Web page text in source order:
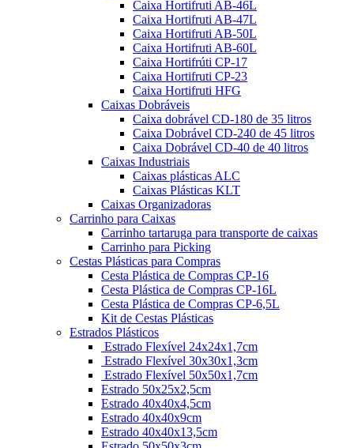
Caixa Hortifruti AB-46L
Caixa Hortifruti AB-47L
Caixa Hortifruti AB-50L
Caixa Hortifruti AB-60L
Caixa Hortifrúti CP-17
Caixa Hortifruti CP-23
Caixa Hortifruti HFG
Caixas Dobráveis
Caixa dobrável CD-180 de 35 litros
Caixa Dobrável CD-240 de 45 litros
Caixa Dobrável CD-40 de 40 litros
Caixas Industriais
Caixas plásticas ALC
Caixas Plásticas KLT
Caixas Organizadoras
Carrinho para Caixas
Carrinho tartaruga para transporte de caixas
Carrinho para Picking
Cestas Plásticas para Compras
Cesta Plástica de Compras CP-16
Cesta Plástica de Compras CP-16L
Cesta Plástica de Compras CP-6,5L
Kit de Cestas Plásticas
Estrados Plásticos
Estrado Flexível 24x24x1,7cm
Estrado Flexível 30x30x1,3cm
Estrado Flexível 50x50x1,7cm
Estrado 50x25x2,5cm
Estrado 40x40x4,5cm
Estrado 40x40x9cm
Estrado 40x40x13,5cm